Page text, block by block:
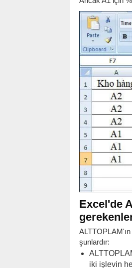
Excel'de
şunlardır:
iki işlevin